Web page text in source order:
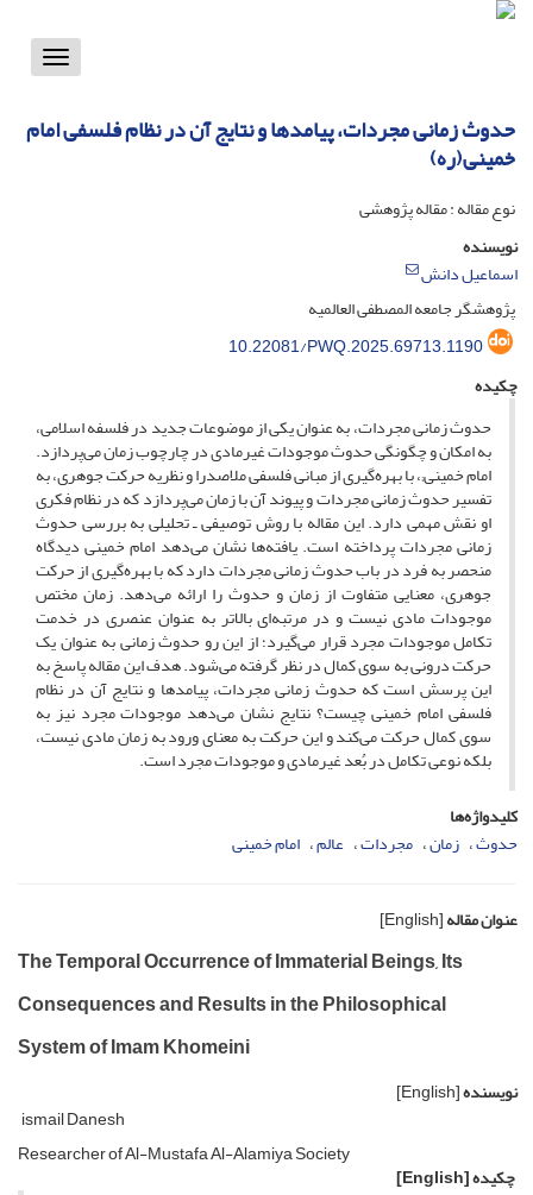
Toggle
حدوث زمانی مجردات، پیامدها و نتایج آن در نظام فلسفی امام
خمینی(ره)
نوع مقاله : مقاله پژوهشی
نویسنده
اسماعیل دانش
پژوهشگر جامعه المصطفی العالمیه
10.22081/PWQ.2025.69713.1190
چکیده
حدوث زمانی مجردات، به عنوان یکی از موضوعات جدید در فلسفه اسلامی،
به امکان و چگونگی حدوث موجودات غیرمادی در چارچوب زمان می‌پردازد.
امام خمینی;، با بهره‌گیری از مبانی فلسفی ملاصدرا و نظریه حرکت جوهری، به
تفسیر حدوث زمانی مجردات و پیوند آن‌ با زمان می‌پردازد که در نظام فکری
او نقش مهمی دارد. این مقاله با روش توصیفی ـ تحلیلی به بررسی حدوث
زمانی مجردات پرداخته است. یافته‌ها نشان می‌دهد امام خمینی دیدگاه
منحصر به فرد در باب حدوث زمانی مجردات دارد که با بهره‌گیری از حرکت
جوهری، معنایی متفاوت از زمان و حدوث را ارائه می‌دهد. زمان مختص
موجودات مادی نیست و در مرتبه‌ای بالاتر به عنوان عنصری در خدمت
تکامل موجودات مجرد قرار می‌گیرد؛ از این رو حدوث زمانی به عنوان یک
حرکت درونی به سوی کمال در نظر گرفته می‌شود. هدف این مقاله پاسخ به
این پرسش است که حدوث زمانی مجردات، پیامدها و نتایج آن در نظام
فلسفی امام خمینی چیست؟ نتایج نشان می‌دهد موجودات مجرد نیز به
سوی کمال حرکت می‌کند و این حرکت به معنای ورود به زمان مادی نیست،
بلکه نوعی تکامل در بُعد غیرمادی و موجودات مجرد است.
کلیدواژه‌ها
حدوث زمان مجردات عالم امام خمینی
عنوان مقاله[English]
The Temporal Occurrence of Immaterial Beings, Its
Consequences and Results in the Philosophical
System of Imam Khomeini
نویسنده[English]
ismail Danesh
Researcher of Al-Mustafa Al-Alamiya Society
چکیده[English]